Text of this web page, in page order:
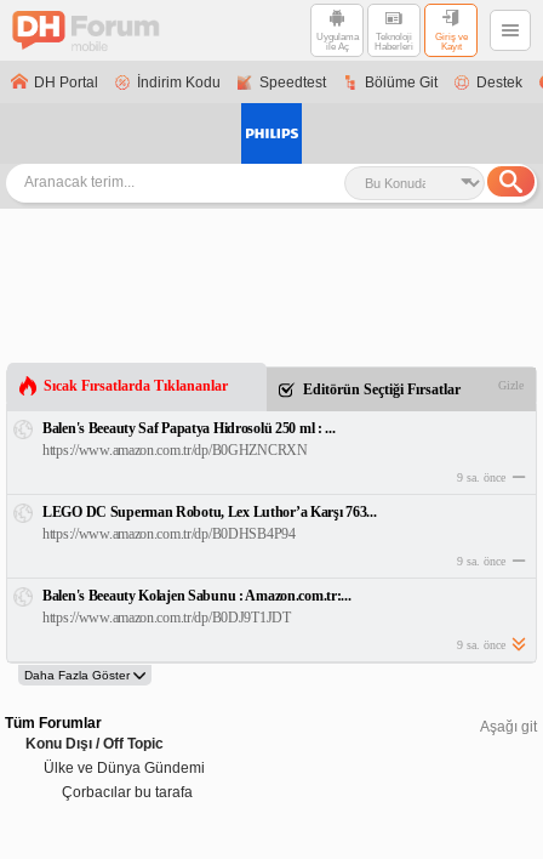
Uygulama
ile Aç
Teknoloji
Haberleri
Giriş ve
Kayıt
DH Portal İndirim Kodu Speedtest Bölüme Git Destek
Sıcak Fırsatlarda Tıklananlar Editörün Seçtiği Fırsatlar Gizle
Balen's Beeauty Saf Papatya Hidrosolü 250 ml : ...
https://www.amazon.com.tr/dp/B0GHZNCRXN
9 sa. önce
LEGO DC Superman Robotu, Lex Luthor’a Karşı 763...
https://www.amazon.com.tr/dp/B0DHSB4P94
9 sa. önce
Balen's Beeauty Kolajen Sabunu : Amazon.com.tr:...
https://www.amazon.com.tr/dp/B0DJ9T1JDT
9 sa. önce
Aşağı git
Tüm Forumlar
Konu Dışı / Off Topic
Ülke ve Dünya Gündemi
Çorbacılar bu tarafa